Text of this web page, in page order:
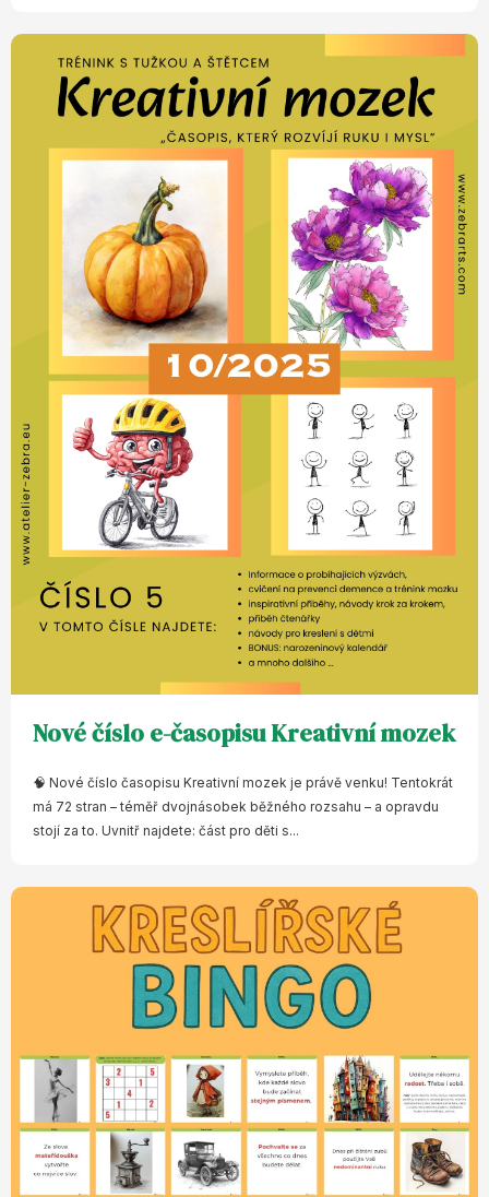
Nové číslo e-časopisu Kreativní mozek
🧠 Nové číslo časopisu Kreativní mozek je právě venku! Tentokrát
má 72 stran – téměř dvojnásobek běžného rozsahu – a opravdu
stojí za to. Uvnitř najdete: část pro děti s...